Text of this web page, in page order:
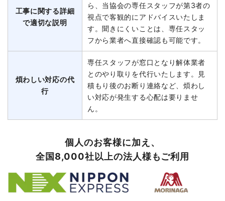
工事に関する詳細
で適切な説明
ら、当協会の専任スタッフが第3者の
視点で客観的にアドバイスいたしま
す。聞きにくいことは、専任スタッ
フから業者へ直接確認も可能です。
煩わしい対応の代
行
専任スタッフが窓口となり解体業者
とのやり取りを代行いたします。見
積もり後のお断り連絡など、煩わし
い対応が発生する心配は要りませ
ん。
個人のお客様に加え、
全国8,000社以上の法人様もご利用